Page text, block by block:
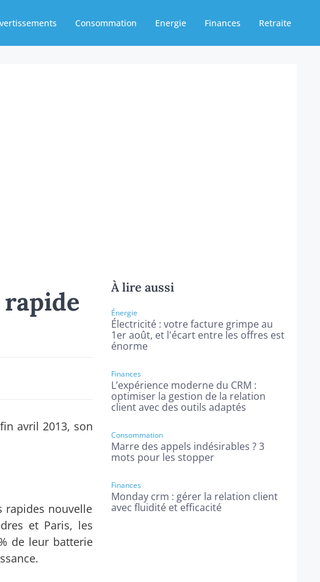
Consommation Energie Finances Retraite
avril 2013, son
rapides nouvelle
et Paris, les
de leur batterie
À lire aussi
Énergie
Électricité : votre facture grimpe au
1er août, et l'écart entre les offres est
énorme
Finances
L’expérience moderne du CRM :
optimiser la gestion de la relation
client avec des outils adaptés
Consommation
Marre des appels indésirables ? 3
mots pour les stopper
Finances
Monday crm : gérer la relation client
avec fluidité et efficacité